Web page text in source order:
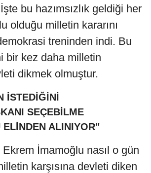
bu hazımsızlık geldiği her
olduğu milletin kararını
treninden indi. Bu
bir kez daha milletin
dikmek olmuştur.
İSTEDİĞİNİ
SEÇEBİLME
ELİNDEN ALINIYOR"
Ekrem İmamoğlu nasıl o gün
karşısına devleti diken